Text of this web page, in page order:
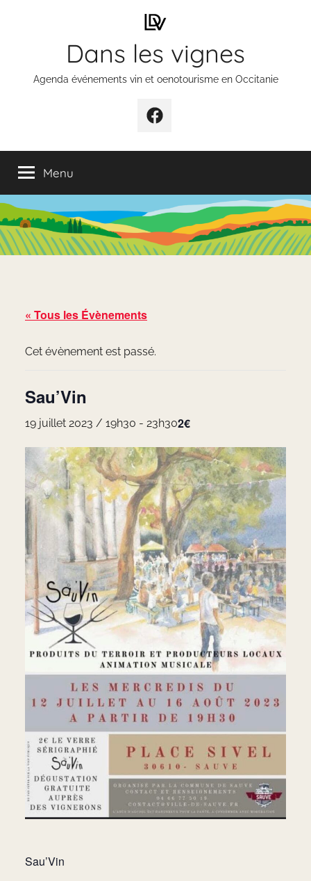
Dans les vignes
Agenda événements vin et oenotourisme en Occitanie
Élément
menu
Menu
« Tous les Évènements
Cet évènement est passé.
Sau’Vin
19 juillet 2023 / 19h30 - 23h302€
Sau’Vin